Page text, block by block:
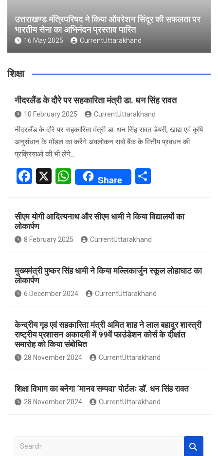
उत्तराखण्ड मंत्रिपरिषद ने किया ऑपरेशन सिंदूर की सफलता पर
भारतीय सेना का अभिनंदन प्रस्ताव पारित
16 May 2025 CurrentUttarakhand
शिक्षा
नीदरलैंड के दौरे पर सहकारिता मंत्री डा. धन सिंह रावत
10 February 2025 CurrentUttarakhand
नीदरलैंड के दौरे पर सहकारिता मंत्री डा. धन सिंह रावत डेयरी, खाद्य एवं कृषि
अनुसंधान के मॉडल का करेंगे अवलोकन राबो बैंक के वित्तीय प्रबंधन की
प्रक्रियाओं की भी लेंगे…
F
ce
b
o
o
k
X
W
s
A
p
p
Share
ar
e
सीएम योगी आदित्यनाथ और सीएम धामी ने किया विद्यालयों का
लोकार्पण
8 February 2025 CurrentUttarakhand
मुख्यमंत्री पुष्कर सिंह धामी ने किया मल्लिकार्जुन स्कूल लोहाघाट का
लोकार्पण
6 December 2024 CurrentUttarakhand
केन्द्रीय गृह एवं सहकारिता मंत्री अमित शाह ने लाल बहादुर शास्त्री
राष्ट्रीय प्रशासन अकादमी में 99वें फाउंडेशन कोर्स के दीक्षांत
समारोह को किया संबोधित
28 November 2024 CurrentUttarakhand
शिक्षा विभाग का बनेगा ‘मानव सम्पदा’ पोर्टलः डॉ. धन सिंह रावत
28 November 2024 CurrentUttarakhand